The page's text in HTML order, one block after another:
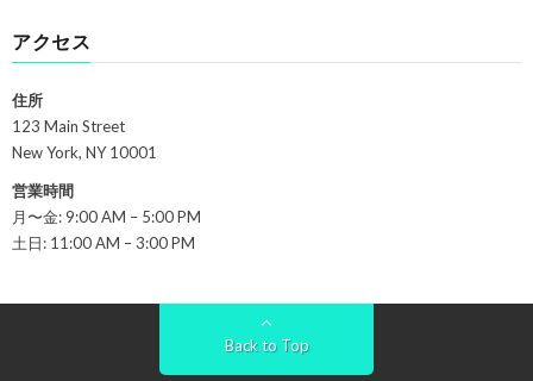
アクセス
住所
123 Main Street
New York, NY 10001
営業時間
月〜金: 9:00 AM – 5:00 PM
土日: 11:00 AM – 3:00 PM
Back to Top